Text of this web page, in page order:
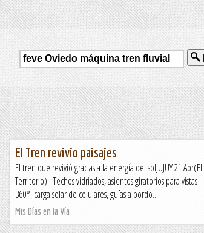
El Tren revivio paisajes
El tren que revivió gracias a la energía del solJUJUY 21 Abr(El
Territorio).- Techos vidriados, asientos giratorios para vistas
360°, carga solar de celulares, guías a bordo...
Mis Días en la Vía